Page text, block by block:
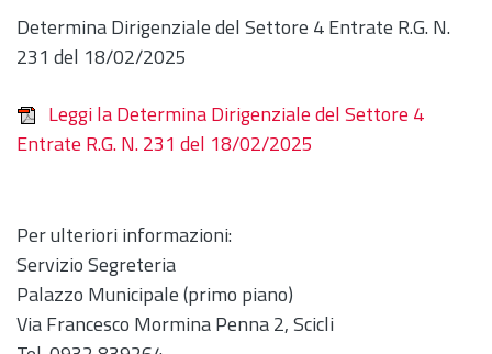
Determina Dirigenziale del Settore 4 Entrate R.G. N.
231 del 18/02/2025
Leggi la Determina Dirigenziale del Settore 4
Entrate R.G. N. 231 del 18/02/2025
Per ulteriori informazioni:
Servizio Segreteria
Palazzo Municipale (primo piano)
Via Francesco Mormina Penna 2, Scicli